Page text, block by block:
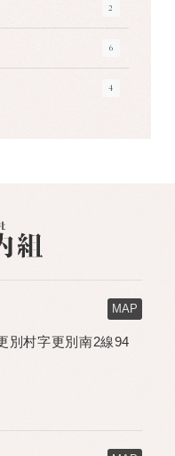
2
6
4
MAP
別村字更別南2線94